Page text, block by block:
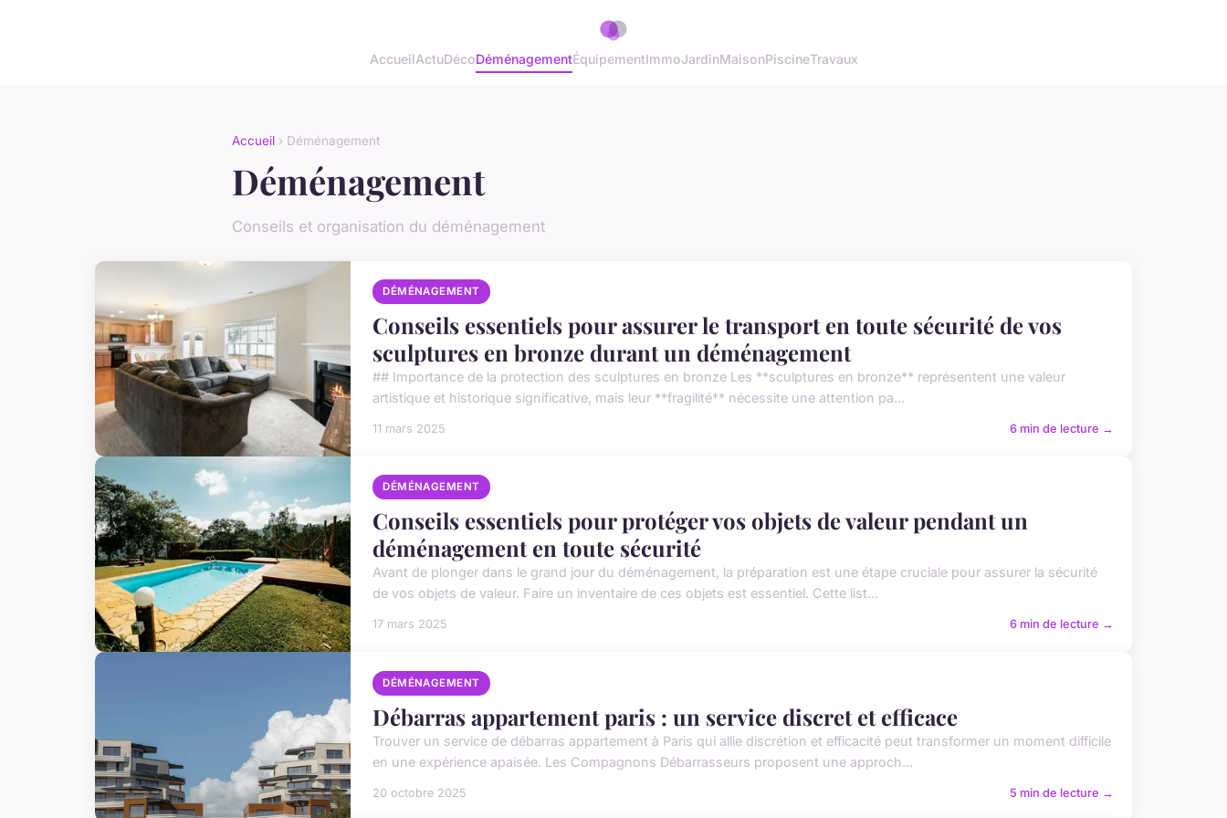
AccueilActuDécoDéménagementÉquipementImmoJardinMaisonPiscineTravaux
Accueil › Déménagement
Déménagement
Conseils et organisation du déménagement
DÉMÉNAGEMENT
Conseils essentiels pour assurer le transport en toute sécurité de vos
sculptures en bronze durant un déménagement
## Importance de la protection des sculptures en bronze Les **sculptures en bronze** représentent une valeur
artistique et historique significative, mais leur **fragilité** nécessite une attention pa...
11 mars 2025 6 min de lecture →
DÉMÉNAGEMENT
Conseils essentiels pour protéger vos objets de valeur pendant un
déménagement en toute sécurité
Avant de plonger dans le grand jour du déménagement, la préparation est une étape cruciale pour assurer la sécurité
de vos objets de valeur. Faire un inventaire de ces objets est essentiel. Cette list...
17 mars 2025 6 min de lecture →
DÉMÉNAGEMENT
Débarras appartement paris : un service discret et efficace
Trouver un service de débarras appartement à Paris qui allie discrétion et efficacité peut transformer un moment difficile
en une expérience apaisée. Les Compagnons Débarrasseurs proposent une approch...
20 octobre 2025 5 min de lecture →